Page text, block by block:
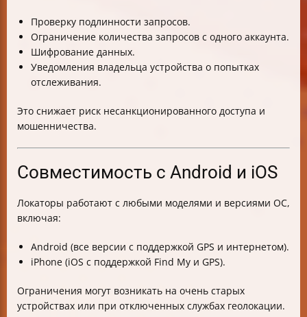
Проверку подлинности запросов.
Ограничение количества запросов с одного аккаунта.
Шифрование данных.
Уведомления владельца устройства о попытках
отслеживания.
Это снижает риск несанкционированного доступа и
мошенничества.
Совместимость с Android и iOS
Локаторы работают с любыми моделями и версиями ОС,
включая:
Android (все версии с поддержкой GPS и интернетом).
iPhone (iOS с поддержкой Find My и GPS).
Ограничения могут возникать на очень старых
устройствах или при отключенных службах геолокации.